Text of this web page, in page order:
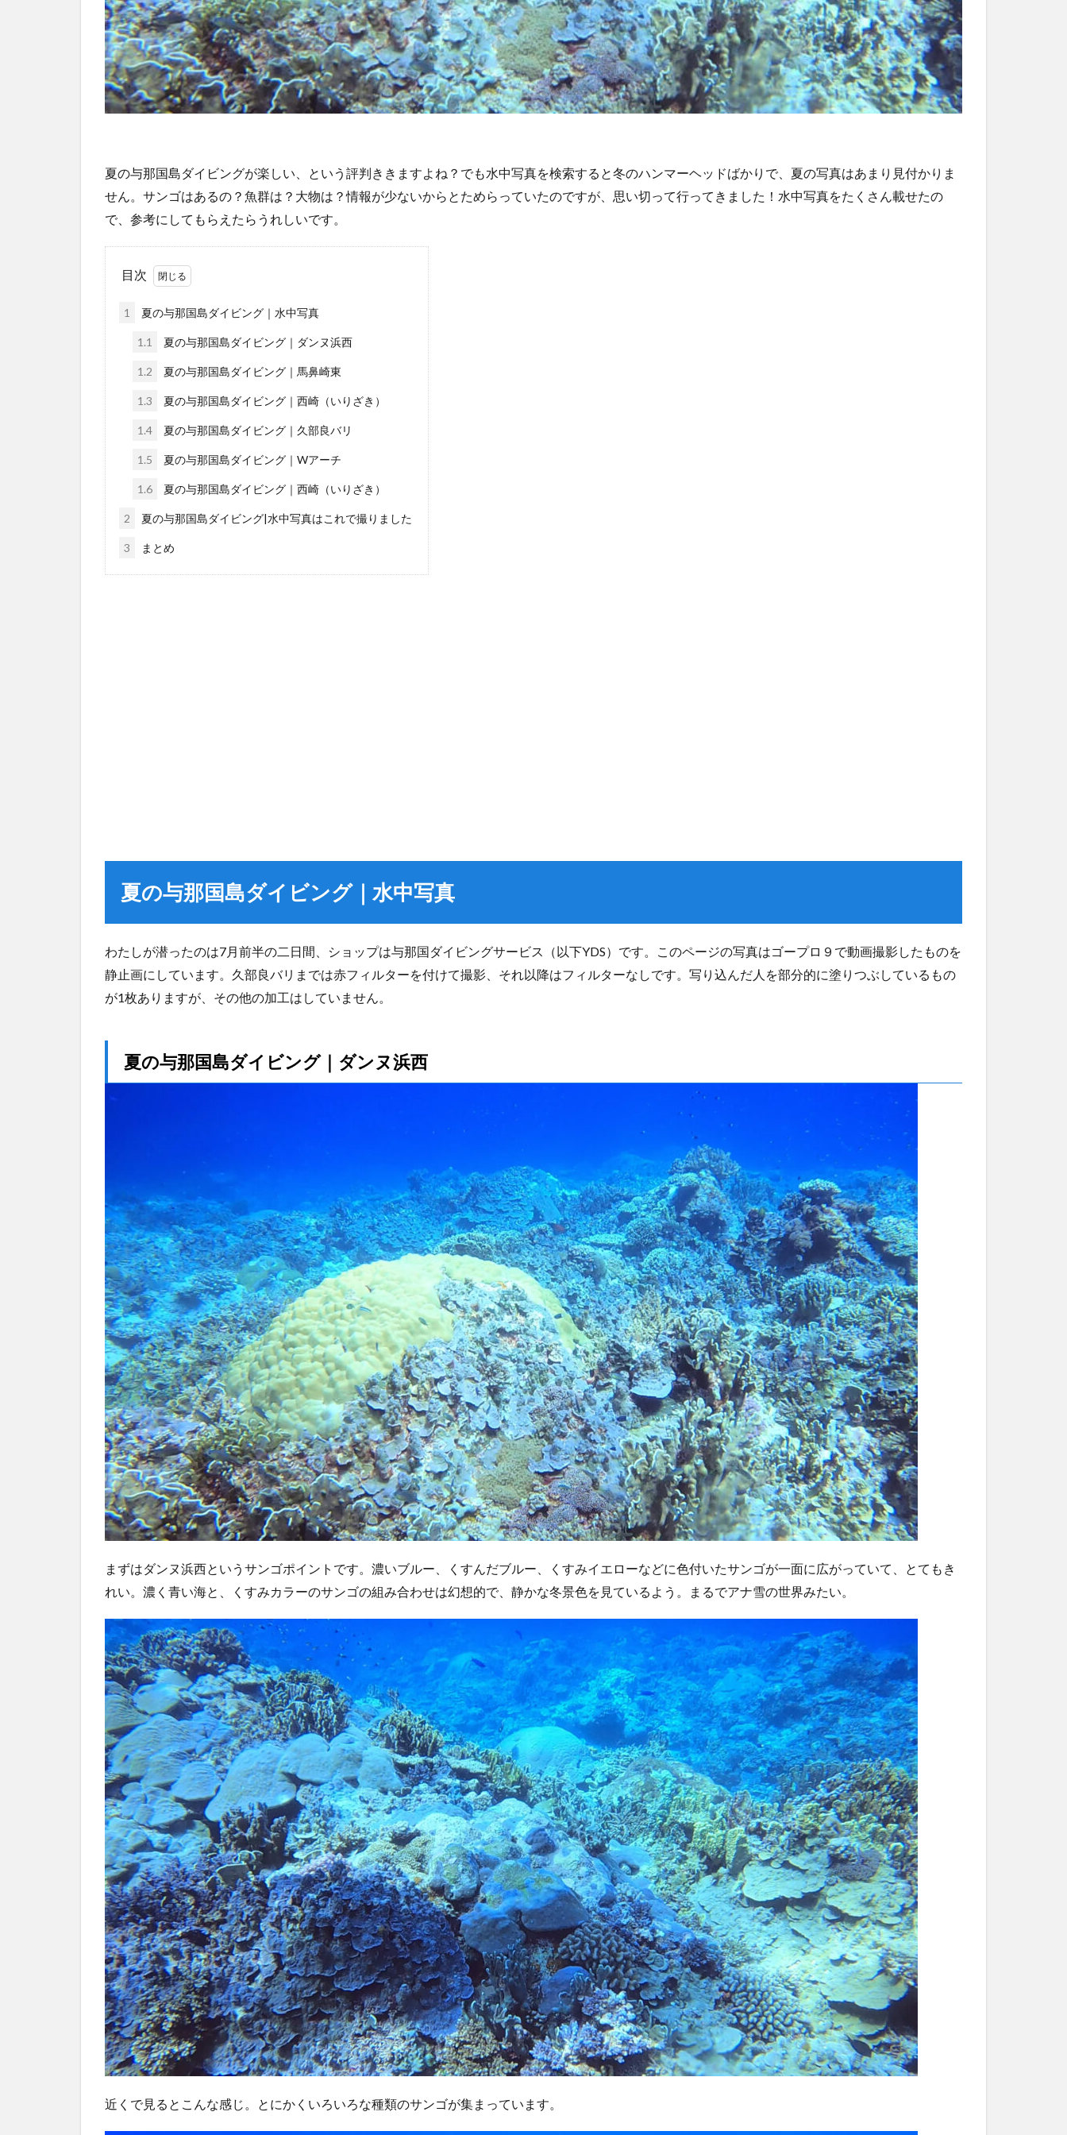
夏の与那国島ダイビングが楽しい、という評判ききますよね？でも水中写真を検索すると冬のハンマーヘッドばかりで、夏の写真はあまり見付かりま
せん。サンゴはあるの？魚群は？大物は？情報が少ないからとためらっていたのですが、思い切って行ってきました！水中写真をたくさん載せたの
で、参考にしてもらえたらうれしいです。
目次
1 夏の与那国島ダイビング｜水中写真
1.1 夏の与那国島ダイビング｜ダンヌ浜西
1.2 夏の与那国島ダイビング｜馬鼻崎東
1.3 夏の与那国島ダイビング｜西崎（いりざき）
1.4 夏の与那国島ダイビング｜久部良バリ
1.5 夏の与那国島ダイビング｜Wアーチ
1.6 夏の与那国島ダイビング｜西崎（いりざき）
2 夏の与那国島ダイビング|水中写真はこれで撮りました
3 まとめ
夏の与那国島ダイビング｜水中写真
わたしが潜ったのは7月前半の二日間、ショップは与那国ダイビングサービス（以下YDS）です。このページの写真はゴープロ９で動画撮影したものを
静止画にしています。久部良バリまでは赤フィルターを付けて撮影、それ以降はフィルターなしです。写り込んだ人を部分的に塗りつぶしているもの
が1枚ありますが、その他の加工はしていません。
夏の与那国島ダイビング｜ダンヌ浜西
まずはダンヌ浜西というサンゴポイントです。濃いブルー、くすんだブルー、くすみイエローなどに色付いたサンゴが一面に広がっていて、とてもき
れい。濃く青い海と、くすみカラーのサンゴの組み合わせは幻想的で、静かな冬景色を見ているよう。まるでアナ雪の世界みたい。
近くで見るとこんな感じ。とにかくいろいろな種類のサンゴが集まっています。